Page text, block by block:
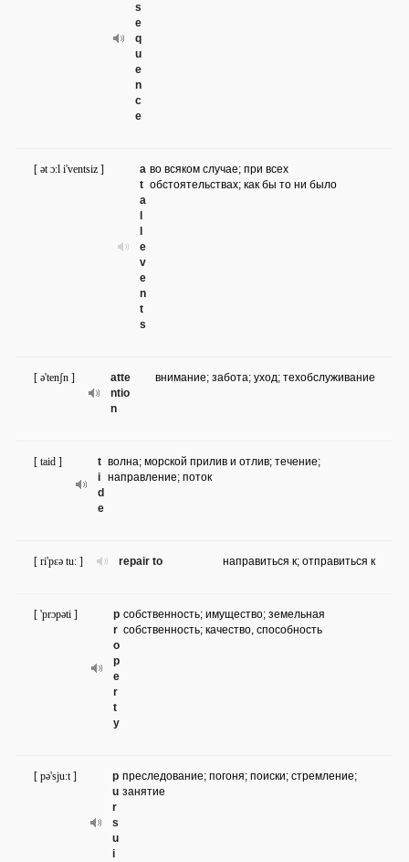
s
e
q
u
e
n
c
e
a
t
a
e
v
e
n
t
s
[ ət ɔ:l i'ventsiz ]
во всяком случае; при всех
обстоятельствах; как бы то ни было
atte
ntio
n
[ ə'tenʃn ] внимание; забота; уход; техобслуживание
t
i
d
e
[ taid ]
волна; морской прилив и отлив; течение;
направление; поток
repair to
[ ri'pɛə tu: ] направиться к; отправиться к
p
r
o
p
e
r
t
y
[ 'prɔpəti ]
собственность; имущество; земельная
собственность; качество, способность
p
u
r
s
u
i
[ pə'sju:t ]
преследование; погоня; поиски; стремление;
занятие